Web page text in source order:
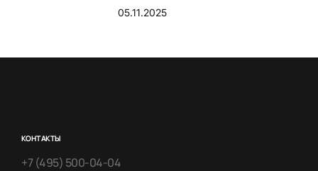
05.11.2025
КОНТАКТЫ
+7 (495) 500-04-04